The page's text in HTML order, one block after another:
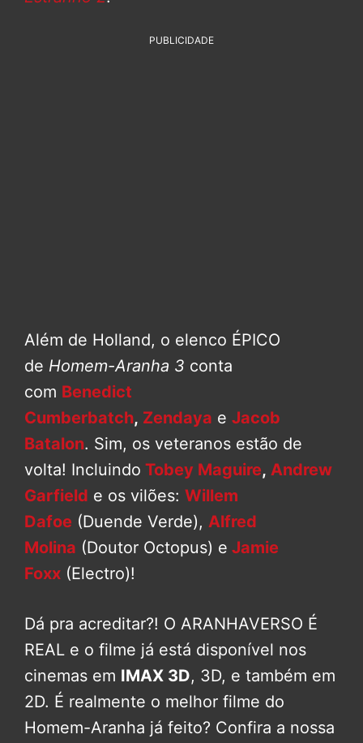
PUBLICIDADE
Além de Holland, o elenco ÉPICO
de Homem-Aranha 3 conta
com Benedict
Cumberbatch, Zendaya e Jacob
Batalon. Sim, os veteranos estão de
volta! Incluindo Tobey Maguire, Andrew
Garfield e os vilões: Willem
Dafoe (Duende Verde), Alfred
Molina (Doutor Octopus) e Jamie
Foxx (Electro)!
Dá pra acreditar?! O ARANHAVERSO É
REAL e o filme já está disponível nos
cinemas em IMAX 3D, 3D, e também em
2D. É realmente o melhor filme do
Homem-Aranha já feito? Confira a nossa